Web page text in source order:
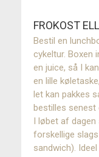
FROKOST
Bestil en
cykeltur. Boxen
en juice, så I
en lille
let kan pakkes
bestilles senest
I løbet af dagen
forskellige
sandwich).